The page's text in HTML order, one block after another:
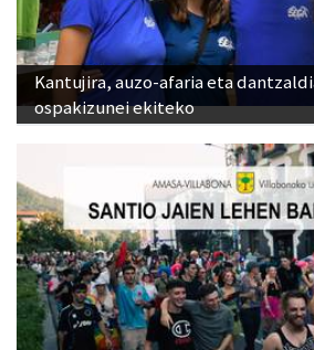
Kantujira, auzo-afaria eta
ospakizunei ekiteko